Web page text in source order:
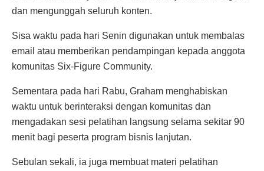
dan mengunggah seluruh konten.
Sisa waktu pada hari Senin digunakan untuk membalas
email atau memberikan pendampingan kepada anggota
komunitas Six-Figure Community.
Sementara pada hari Rabu, Graham menghabiskan
waktu untuk berinteraksi dengan komunitas dan
mengadakan sesi pelatihan langsung selama sekitar 90
menit bagi peserta program bisnis lanjutan.
Sebulan sekali, ia juga membuat materi pelatihan